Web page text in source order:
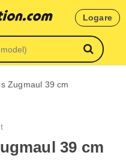
Logare
39 cm